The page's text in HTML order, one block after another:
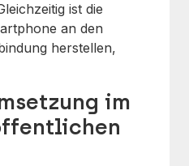
ist die
an den
herstellen,
im